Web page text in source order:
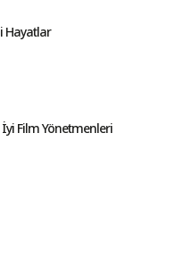
Hayatlar
Film Yönetmenleri